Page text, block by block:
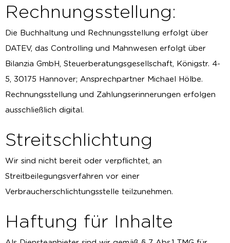
Rechnungsstellung:
Die Buchhaltung und Rechnungsstellung erfolgt über
DATEV, das Controlling und Mahnwesen erfolgt über
Bilanzia GmbH, Steuerberatungsgesellschaft, Königstr. 4-
5, 30175 Hannover; Ansprechpartner Michael Hölbe.
Rechnungsstellung und Zahlungserinnerungen erfolgen
ausschließlich digital.
Streitschlichtung
Wir sind nicht bereit oder verpflichtet, an
Streitbeilegungsverfahren vor einer
Verbraucherschlichtungsstelle teilzunehmen.
Haftung für Inhalte